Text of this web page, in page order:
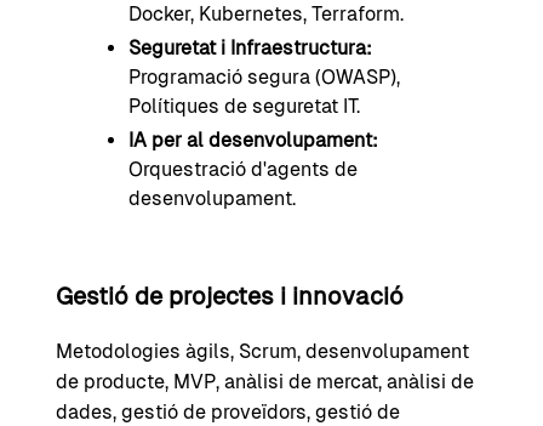
Docker, Kubernetes, Terraform.
Seguretat i Infraestructura:
Programació segura (OWASP),
Polítiques de seguretat IT.
IA per al desenvolupament:
Orquestració d'agents de
desenvolupament.
Gestió de projectes i innovació
Metodologies àgils, Scrum, desenvolupament
de producte, MVP, anàlisi de mercat, anàlisi de
dades, gestió de proveïdors, gestió de